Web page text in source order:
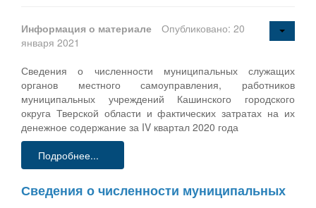
Информация о материале
Опубликовано: 20
января 2021
Сведения о численности муниципальных служащих
органов местного самоуправления, работников
муниципальных учреждений Кашинского городского
округа Тверской области и фактических затратах на их
денежное содержание за IV квартал 2020 года
Подробнее...
Сведения о численности муниципальных